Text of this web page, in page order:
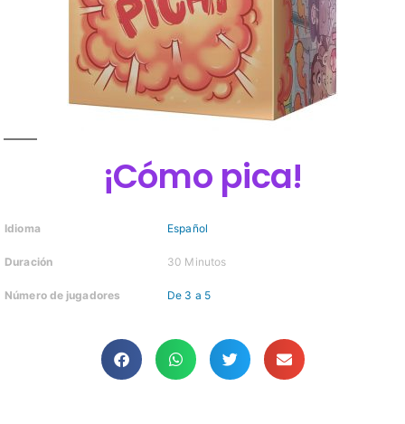
¡Cómo pica!
Idioma Español
Duración 30 Minutos
Número de jugadores De 3 a 5